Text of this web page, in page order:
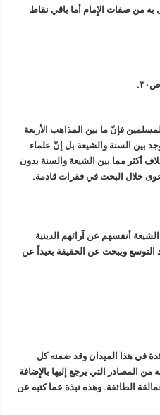
به من صفات الإِمام أما باقي نقاط
فإنّ ما بين المذاهب الأربعة
بين السنة والشيعة بل إنّ علماء
أكثر مما بين الشيعة والسنة بدون
خلال البحث في فقرات قادمة.
أنفسهم عن آرائهم الدينية
ويبحث عن الحقيقة بعيداً عن
في هذا الميدان وقد ضمنه كل
من المصادر التي يرجع إليها بالإِضافة
الطائفة. وهذه نبذة عما كتبه عن